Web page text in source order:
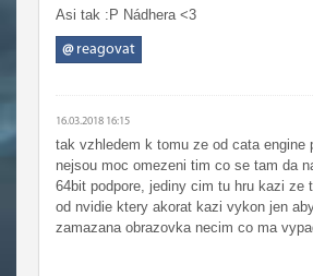
Asi tak :P Nádhera <3
@reagovat
16.03.2018 16:15
tak vzhledem k tomu ze od cata engine
nejsou moc omezeni tim co se tam da
64bit podpore, jediny cim tu hru kazi ze
od nvidie ktery akorat kazi vykon jen
zamazana obrazovka necim co ma